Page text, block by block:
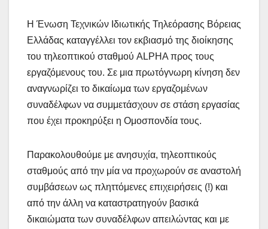
Η Ένωση Τεχνικών Ιδιωτικής Τηλεόρασης Βόρειας
Ελλάδας καταγγέλλει τον εκβιασμό της διοίκησης
του τηλεοπτικού σταθμού ALPHA προς τους
εργαζόμενους του. Σε μια πρωτόγνωρη κίνηση δεν
αναγνωρίζει το δικαίωμα των εργαζομένων
συναδέλφων να συμμετάσχουν σε στάση εργασίας
που έχει προκηρύξει η Ομοσπονδία τους.
Παρακολουθούμε με ανησυχία, τηλεοπτικούς
σταθμούς από την μία να προχωρούν σε αναστολή
συμβάσεων ως πληττόμενες επιχειρήσεις (!) και
από την άλλη να καταστρατηγούν βασικά
δικαιώματα των συναδέλφων απειλώντας και με